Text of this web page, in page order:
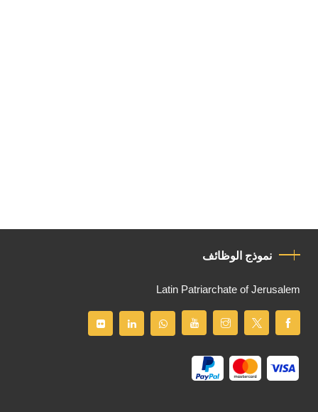
نموذج الوظائف
Latin Patriarchate of Jerusalem